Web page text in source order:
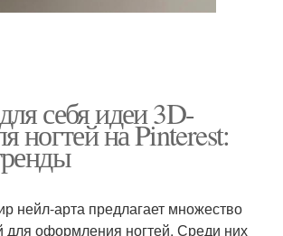
себя идеи 3D-
ногтей на Pinterest:
нейл-арта предлагает множество
для оформления ногтей. Среди них